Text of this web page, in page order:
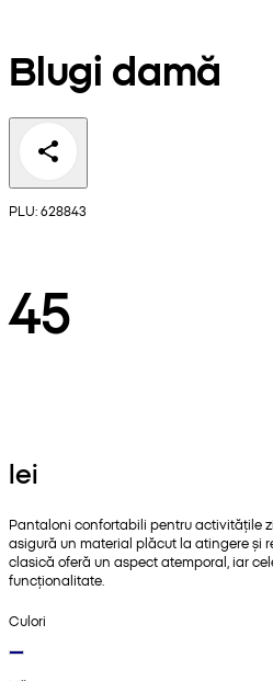
Blugi damă
PLU: 628843
45
lei
Pantaloni confortabili pentru activitățile
asigură un material plăcut la atingere și
clasică oferă un aspect atemporal, iar
funcționalitate.
Culori